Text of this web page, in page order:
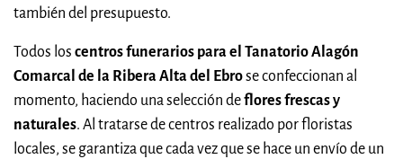
también del presupuesto.
Todos los centros funerarios para el Tanatorio Alagón
Comarcal de la Ribera Alta del Ebrose confeccionan al
momento, haciendo una selección deflores frescas y
naturales. Al tratarse de centros realizado por floristas
locales, se garantiza que cada vez que se hace un envío de un